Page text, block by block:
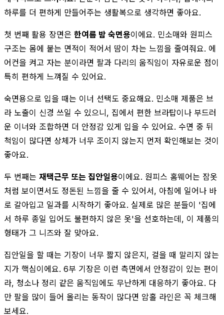
하루를 더 편하게 만들어주는 생활복으로 생각하면 좋아요.
첫 번째 활용 장면은 한여름 밤 숙면용이에요. 민소매와 원피스
구조는 몸에 붙는 면적이 적어서 땀이 차는 느낌을 줄여줘요. 에
어컨을 켜고 자는 분이라면 팔과 다리의 움직임이 자유로운 점이
특히 편하게 느껴질 수 있어요.
숙면용으로 입을 때는 이너 선택도 중요해요. 민소매 제품은 브
라 노출이 신경 쓰일 수 있으니, 집에서 편한 브라탑이나 부드러
운 이너와 조합하면 더 안정감 있게 입을 수 있어요. 수면 중 뒤
척임이 많다면 상체가 너무 조이지 않는지 먼저 확인해보는 것이
좋아요.
두 번째는 재택근무 또는 집안일용이에요. 원피스 홈웨어는 잠옷
처럼 보이면서도 정돈된 느낌을 줄 수 있어서, 아침에 일어나 바
로 갈아입고 일과를 시작하기 좋아요. 실제로 많은 분들이 '집에
서 하루 종일 입어도 불편하지 않은 옷'을 선호하는데, 이 제품의
형태가 그 니즈와 잘 맞아요.
집안일을 할 때는 기장이 너무 짧지 않은지, 걸을 때 말리지 않는
지가 핵심이에요. 6부 기장은 이런 측면에서 안정감이 있는 편이
라, 청소나 정리 같은 움직임에도 무난하게 대응하기 좋아요. 다
만 팔을 많이 들어 올리는 동작이 많다면 암홀 라인은 꼭 체크해
보세요.